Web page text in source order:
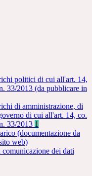
politici di cui all'art. 14,
33/2013 (da pubblicare in
di amministrazione, di
di cui all'art. 14, co.
33/2013 1
(documentazione da
web)
comunicazione dei dati